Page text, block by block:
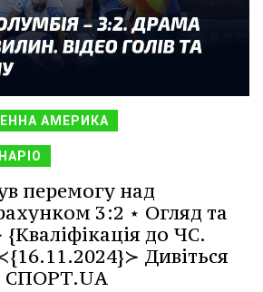
АМЕРИКА
перемогу над
3:2 ⋆ Огляд та
до ЧС.
Дивіться
СПОРТ.UA